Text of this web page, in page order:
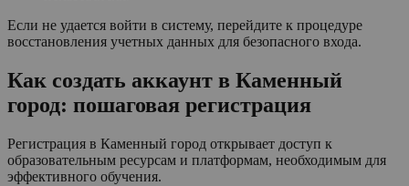
Если не удается войти в систему, перейдите к процедуре
восстановления учетных данных для безопасного входа.
Как создать аккаунт в Каменный
город: пошаговая регистрация
Регистрация в Каменный город открывает доступ к
образовательным ресурсам и платформам, необходимым для
эффективного обучения.